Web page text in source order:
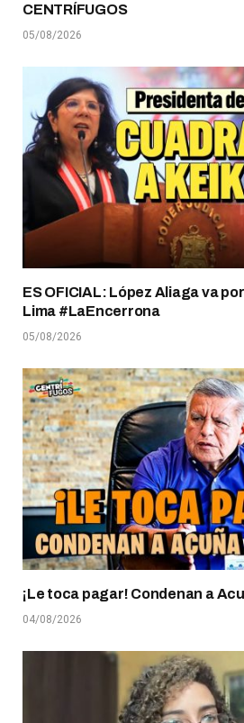
CENTRÍFUGOS
05/08/2026
ES OFICIAL: López Aliaga va
Lima #LaEncerrona
05/08/2026
¡Le toca pagar! Condenan a
04/08/2026